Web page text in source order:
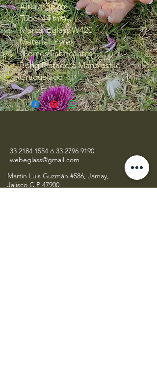
Altura: 35 cm
Tubo: 44 mm
Marca: Eglass W420
Material: Pyrex
*Somos Fabricantes*
Bong Pintado a Mano estilo
Craquelado
33 2184 1554 ó 33 2796 9190
webeglass@gmail.com
Martin Luis Guzmán #586, Jamay,
Jalisco C.P 47900